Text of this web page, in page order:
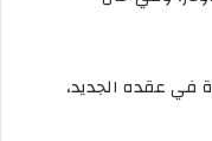
في عقده الجديد،